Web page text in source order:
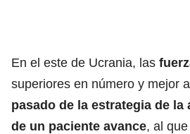
En el este de Ucrania, las
superiores en número y mejor
pasado de la estrategia de la
de un paciente avance, al